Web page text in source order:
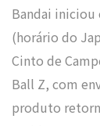
Bandai iniciou
(horário do
Cinto de
Ball Z, com
produto